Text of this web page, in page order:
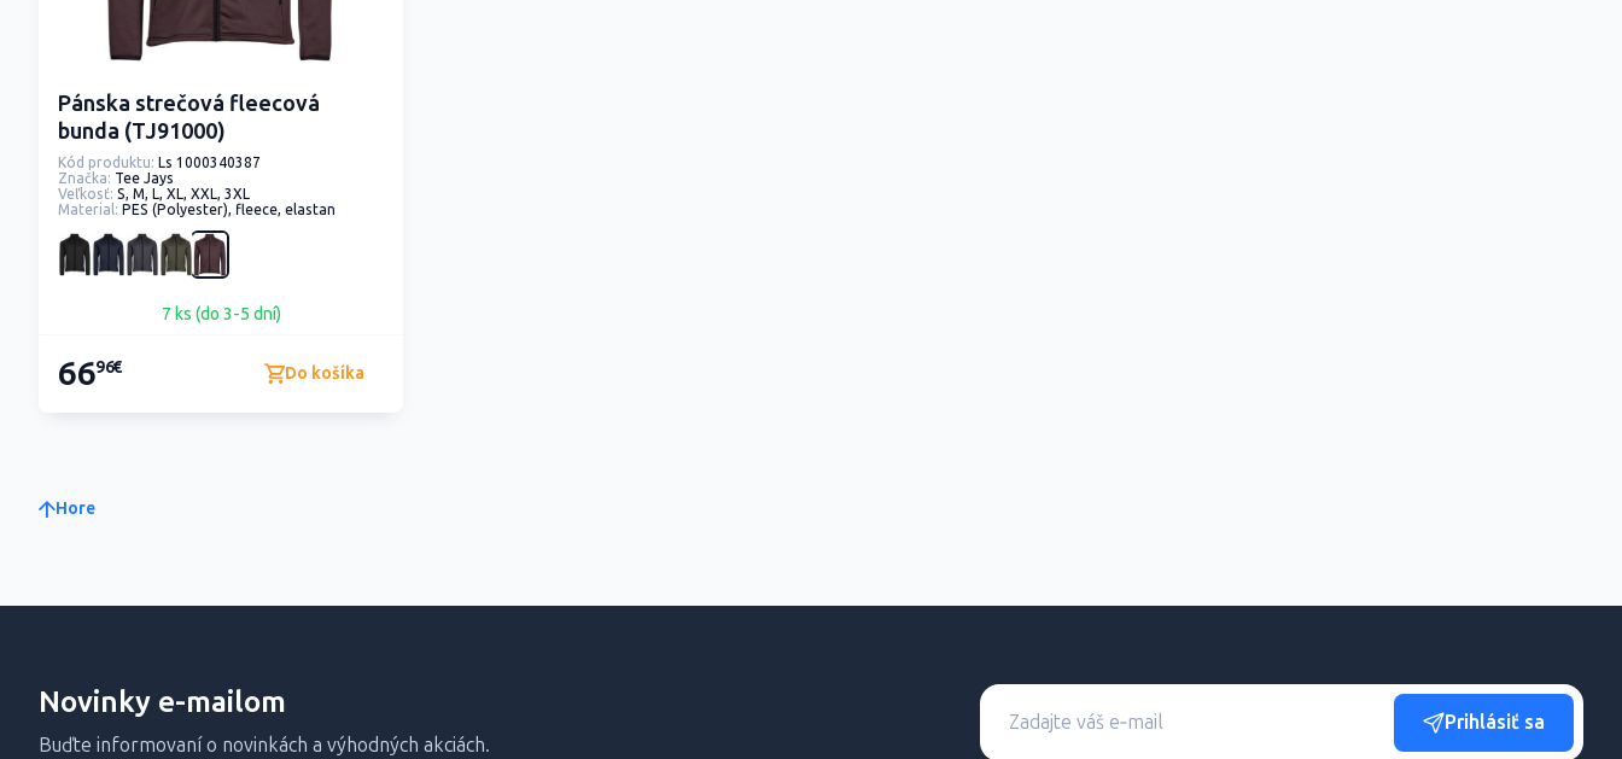
Pánska strečová fleecová
bunda (TJ91000)
Kód produktu: Ls 1000340387
Značka: Tee Jays
Veľkosť: S, M, L, XL, XXL, 3XL
Material: PES (Polyester), fleece, elastan
7 ks (do 3-5 dní)
6696€ Do košíka
Hore
Novinky e-mailom
Buďte informovaní o novinkách a výhodných akciách.
Prihlásiť sa